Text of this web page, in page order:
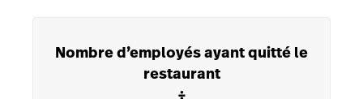
Nombre d’employés ayant quitté le
restaurant
÷